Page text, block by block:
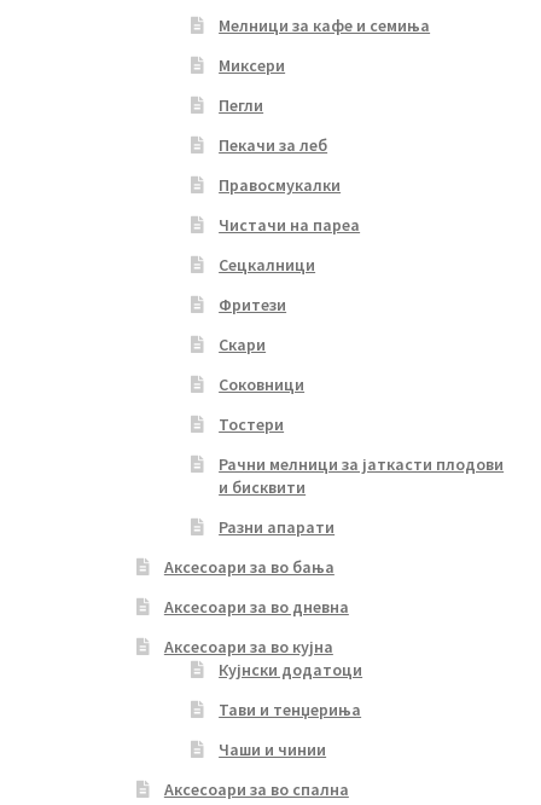
Мелници за кафе и семиња
Миксери
Пегли
Пекачи за леб
Правосмукалки
Чистачи на пареа
Сецкалници
Фритези
Скари
Соковници
Тостери
Рачни мелници за јаткасти плодови
и бисквити
Разни апарати
Аксесоари за во бања
Аксесоари за во дневна
Аксесоари за во кујна
Кујнски додатоци
Тави и тенџериња
Чаши и чинии
Аксесоари за во спална